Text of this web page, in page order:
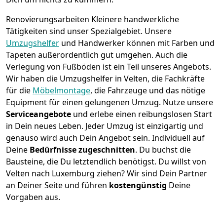
Renovierungsarbeiten Kleinere handwerkliche
Tätigkeiten sind unser Spezialgebiet. Unsere
Umzugshelfer und Handwerker können mit Farben und
Tapeten außerordentlich gut umgehen. Auch die
Verlegung von Fußböden ist ein Teil unseres Angebots.
Wir haben die Umzugshelfer in Velten, die Fachkräfte
für die Möbelmontage, die Fahrzeuge und das nötige
Equipment für einen gelungenen Umzug. Nutze unsere
Serviceangebote und erlebe einen reibungslosen Start
in Dein neues Leben. Jeder Umzug ist einzigartig und
genauso wird auch Dein Angebot sein. Individuell auf
Deine Bedürfnisse zugeschnitten. Du buchst die
Bausteine, die Du letztendlich benötigst. Du willst von
Velten nach Luxemburg ziehen? Wir sind Dein Partner
an Deiner Seite und führen kostengünstig Deine
Vorgaben aus.